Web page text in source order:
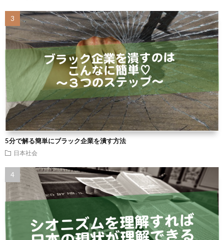
5分で解る簡単にブラック企業を潰す方法
日本社会